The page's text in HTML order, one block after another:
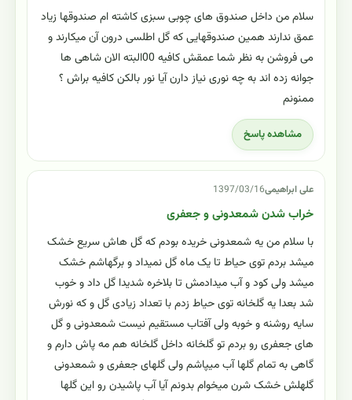
سلام من داخل صندوق های چوبی سبزی کاشته ام صندوقها زیاد
عمق ندارند همین صندوقهایی که گل اطلسی درون آن میکارند و
می فروشن به نظر شما عمقش کافیه 00البته الان شاهی ها
جوانه زده اند به چه نوری نیاز دارن آیا نور بالکن کافیه براش ؟
ممنونم
مشاهده پاسخ
علی ابراهیمی1397/03/16
خراب شدن شمعدونی و جعفری
با سلام من یه شمعدونی خریده بودم که گل هاش سریع خشک
میشد بردم توی حیاط تا یک ماه گل نمیداد و برگهاشم خشک
میشد ولی کود و آب میدادمش تا بلاخره شدیدا گل داد و خوب
شد بعدا یه گلخانه توی حیاط زدم با تعداد زیادی گل و که نورش
سایه روشنه و خوبه ولی آفتاب مستقیم نیست شمعدونی و گل
های جعفری رو بردم تو گلخانه داخل گلخانه هم مه پاش دارم و
گاهی به تمام گلها آب میپاشم ولی گلهای جعفری و شمعدونی
گلهلش خشک شرن میخوام بدونم آیا آب پاشیدن رو این گلها